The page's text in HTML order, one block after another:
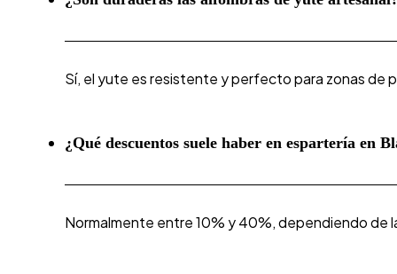
Sí, el yute es resistente y perfecto para zonas de
¿Qué descuentos suele haber en espartería en
Normalmente entre 10% y 40%, dependiendo de